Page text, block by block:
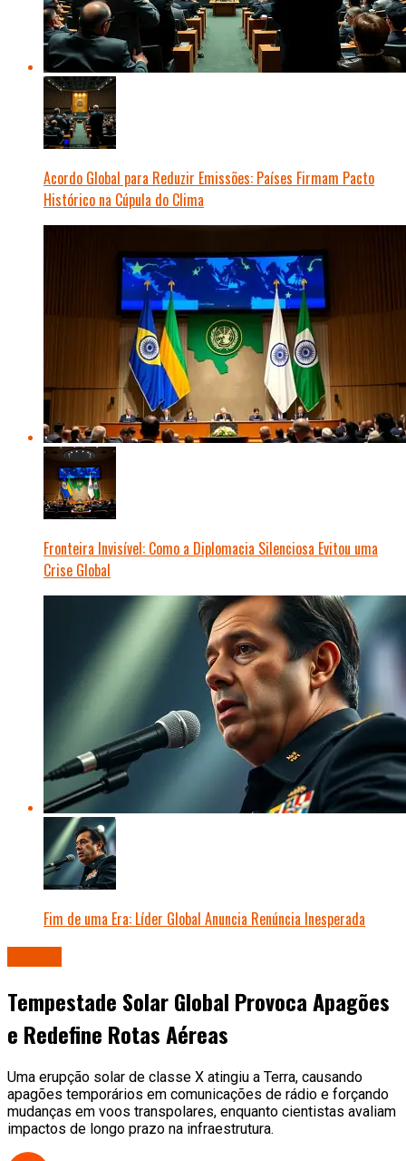
Acordo Global para Reduzir Emissões: Países Firmam Pacto
Histórico na Cúpula do Clima
Fronteira Invisível: Como a Diplomacia Silenciosa Evitou uma
Crise Global
Fim de uma Era: Líder Global Anuncia Renúncia Inesperada
Tempestade Solar Global Provoca Apagões
e Redefine Rotas Aéreas
Uma erupção solar de classe X atingiu a Terra, causando
apagões temporários em comunicações de rádio e forçando
mudanças em voos transpolares, enquanto cientistas avaliam
impactos de longo prazo na infraestrutura.